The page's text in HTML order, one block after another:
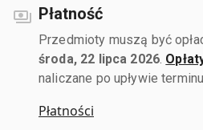
Płatność
Przedmioty muszą być
środa, 22 lipca 2026
naliczane po upływie terminu.
Płatności